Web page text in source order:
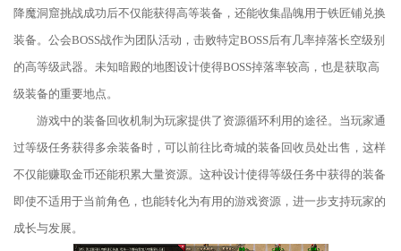
降魔洞窟挑战成功后不仅能获得高等装备，还能收集晶魄用于铁匠铺兑换
装备。公会BOSS战作为团队活动，击败特定BOSS后有几率掉落长空级别
的高等级武器。未知暗殿的地图设计使得BOSS掉落率较高，也是获取高
级装备的重要地点。
游戏中的装备回收机制为玩家提供了资源循环利用的途径。当玩家通
过等级任务获得多余装备时，可以前往比奇城的装备回收员处出售，这样
不仅能赚取金币还能积累大量资源。这种设计使得等级任务中获得的装备
即使不适用于当前角色，也能转化为有用的游戏资源，进一步支持玩家的
成长与发展。